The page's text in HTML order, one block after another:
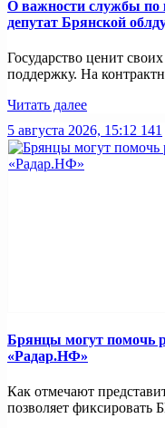
О важности службы по
депутат Брянской
Государство ценит
поддержку. На
Читать далее
5 августа 2026, 15:12 141
Брянцы могут помочь
«Радар.НФ»
Как отмечают
позволяет фиксировать